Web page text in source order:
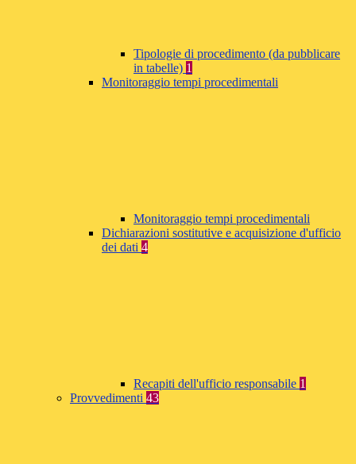
Tipologie di procedimento (da pubblicare
in tabelle) 1
Monitoraggio tempi procedimentali
Monitoraggio tempi procedimentali
Dichiarazioni sostitutive e acquisizione d'ufficio
dei dati 4
Recapiti dell'ufficio responsabile 1
Provvedimenti 43